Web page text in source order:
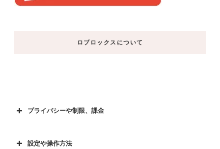
ロブロックスについて
プライバシーや制限、課金
設定や操作方法